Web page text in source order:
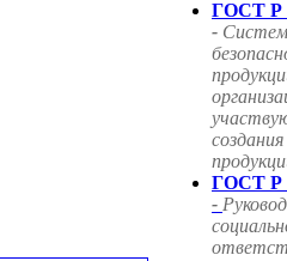
ГОСТ Р
-
ГОСТ Р
-